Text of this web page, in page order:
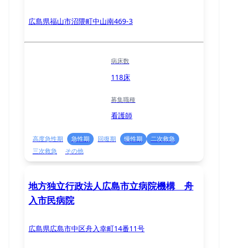
広島県福山市沼隈町中山南469-3
病床数
118床
募集職種
看護師
高度急性期 急性期 回復期 慢性期
二次救急
三次救急
その他
地方独立行政法人広島市立病院機構 舟
入市民病院
広島県広島市中区舟入幸町14番11号